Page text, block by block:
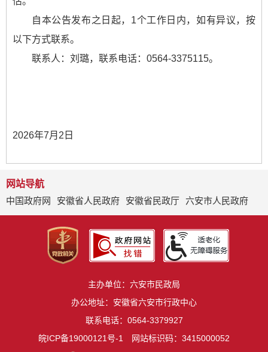
自本公告发布之日起，1个工作日内，如有异议，按
以下方式联系。
联系人：刘璐，联系电话：0564-3375115。
2026年7月2日
网站导航
中国政府网
安徽省人民政府 安徽省民政厅 六安市人民政府
主办单位：六安市民政局
办公地址：安徽省六安市行政中心
联系电话：0564-3379927
皖ICP备19000121号-1
网站标识码：3415000052